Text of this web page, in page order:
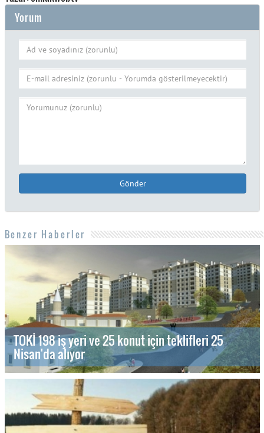
Yorum
Gönder
Benzer Haberler
TOKİ 198 iş yeri ve 25 konut için teklifleri 25
Nisan'da alıyor